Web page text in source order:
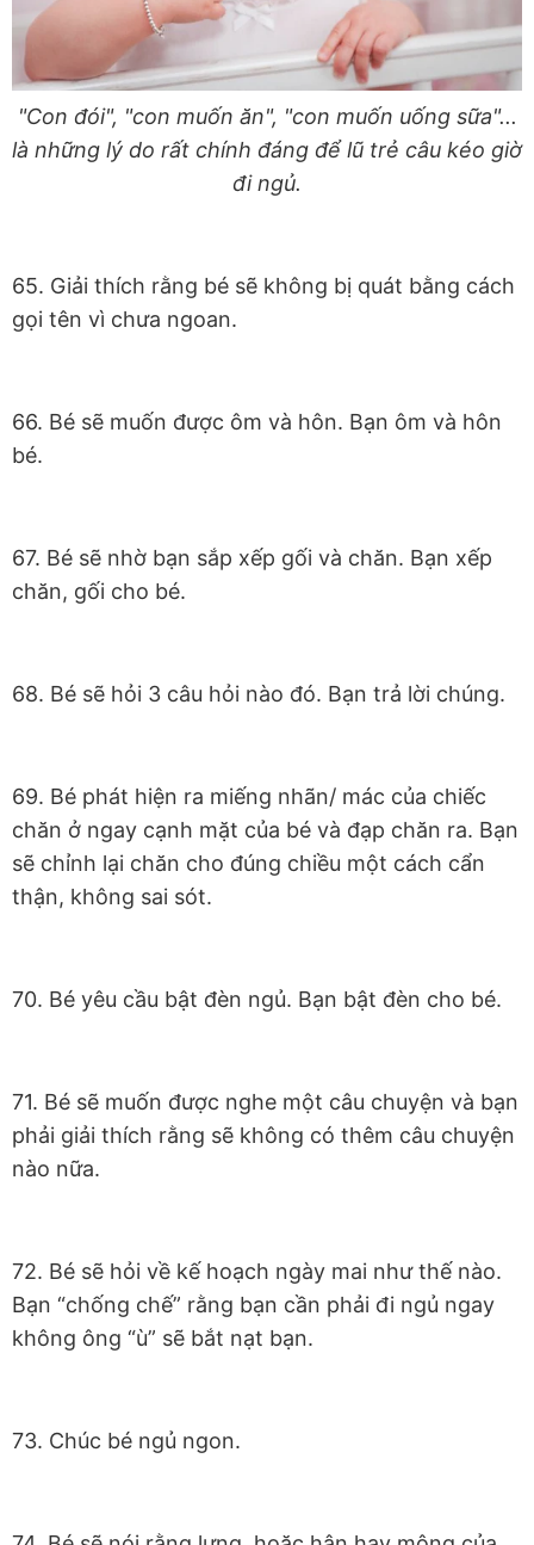
"Con đói", "con muốn ăn", "con muốn uống sữa"...
là những lý do rất chính đáng để lũ trẻ câu kéo giờ
đi ngủ.
65. Giải thích rằng bé sẽ không bị quát bằng cách
gọi tên vì chưa ngoan.
66. Bé sẽ muốn được ôm và hôn. Bạn ôm và hôn
bé.
67. Bé sẽ nhờ bạn sắp xếp gối và chăn. Bạn xếp
chăn, gối cho bé.
68. Bé sẽ hỏi 3 câu hỏi nào đó. Bạn trả lời chúng.
69. Bé phát hiện ra miếng nhãn/ mác của chiếc
chăn ở ngay cạnh mặt của bé và đạp chăn ra. Bạn
sẽ chỉnh lại chăn cho đúng chiều một cách cẩn
thận, không sai sót.
70. Bé yêu cầu bật đèn ngủ. Bạn bật đèn cho bé.
71. Bé sẽ muốn được nghe một câu chuyện và bạn
phải giải thích rằng sẽ không có thêm câu chuyện
nào nữa.
72. Bé sẽ hỏi về kế hoạch ngày mai như thế nào.
Bạn “chống chế” rằng bạn cần phải đi ngủ ngay
không ông “ù” sẽ bắt nạt bạn.
73. Chúc bé ngủ ngon.